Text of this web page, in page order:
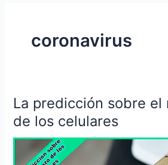
coronavirus
La predicción sobre el
de los celulares
La
predicción
sobre
reemplazo